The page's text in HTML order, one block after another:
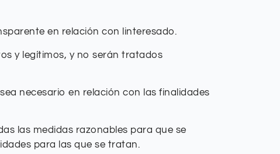
en relación con linteresado.
y legítimos, y no serán tratados
necesario en relación con las finalidades
las medidas razonables para que se
para las que se tratan.